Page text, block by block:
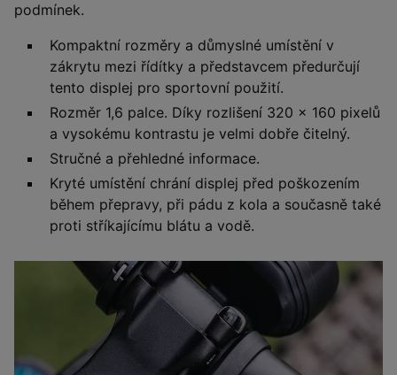
podmínek.
Kompaktní rozměry a důmyslné umístění v
zákrytu mezi řídítky a představcem předurčují
tento displej pro sportovní použití.
Rozměr 1,6 palce. Díky rozlišení 320 x 160 pixelů
a vysokému kontrastu je velmi dobře čitelný.
Stručné a přehledné informace.
Kryté umístění chrání displej před poškozením
během přepravy, při pádu z kola a současně také
proti stříkajícímu blátu a vodě.